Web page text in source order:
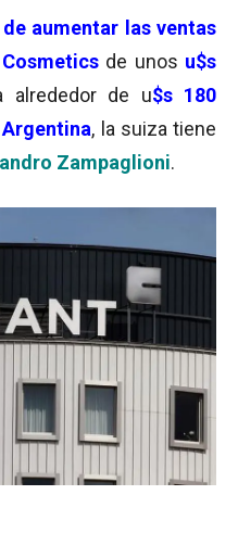
aumentar las ventas
de unos u$s
alrededor de u$s 180
Argentina, la suiza tiene
Zampaglioni.